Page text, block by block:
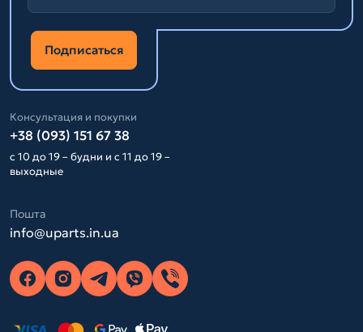
Подписаться
Консультация и покупки
+38 (093) 151 67 38
с 10 до 19 – будни и с 11 до 19 –
выходные
Пошта
info@uparts.in.ua